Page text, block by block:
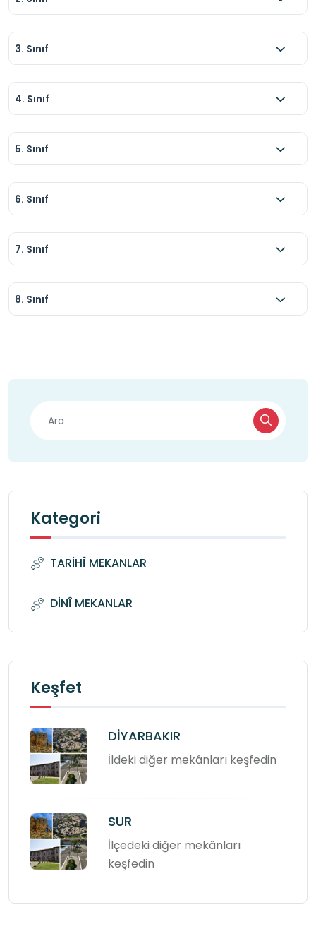
3. Sınıf
4. Sınıf
5. Sınıf
6. Sınıf
7. Sınıf
8. Sınıf
Kategori
TARİHÎ MEKANLAR
DİNÎ MEKANLAR
Keşfet
DİYARBAKIR
İldeki diğer mekânları keşfedin
SUR
İlçedeki diğer mekânları
keşfedin